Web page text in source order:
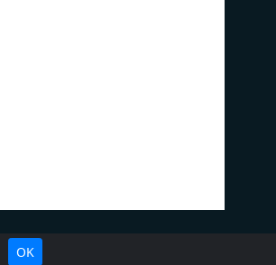
Radio hinzufügen
OK